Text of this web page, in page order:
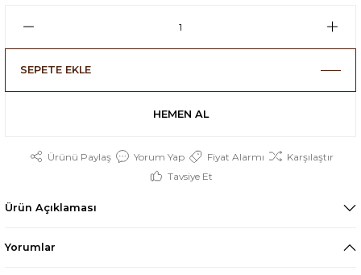
SEPETE EKLE
HEMEN AL
Ürünü Paylaş Yorum Yap Fiyat Alarmı
Karşılaştır
Tavsiye Et
Ürün Açıklaması
Yorumlar